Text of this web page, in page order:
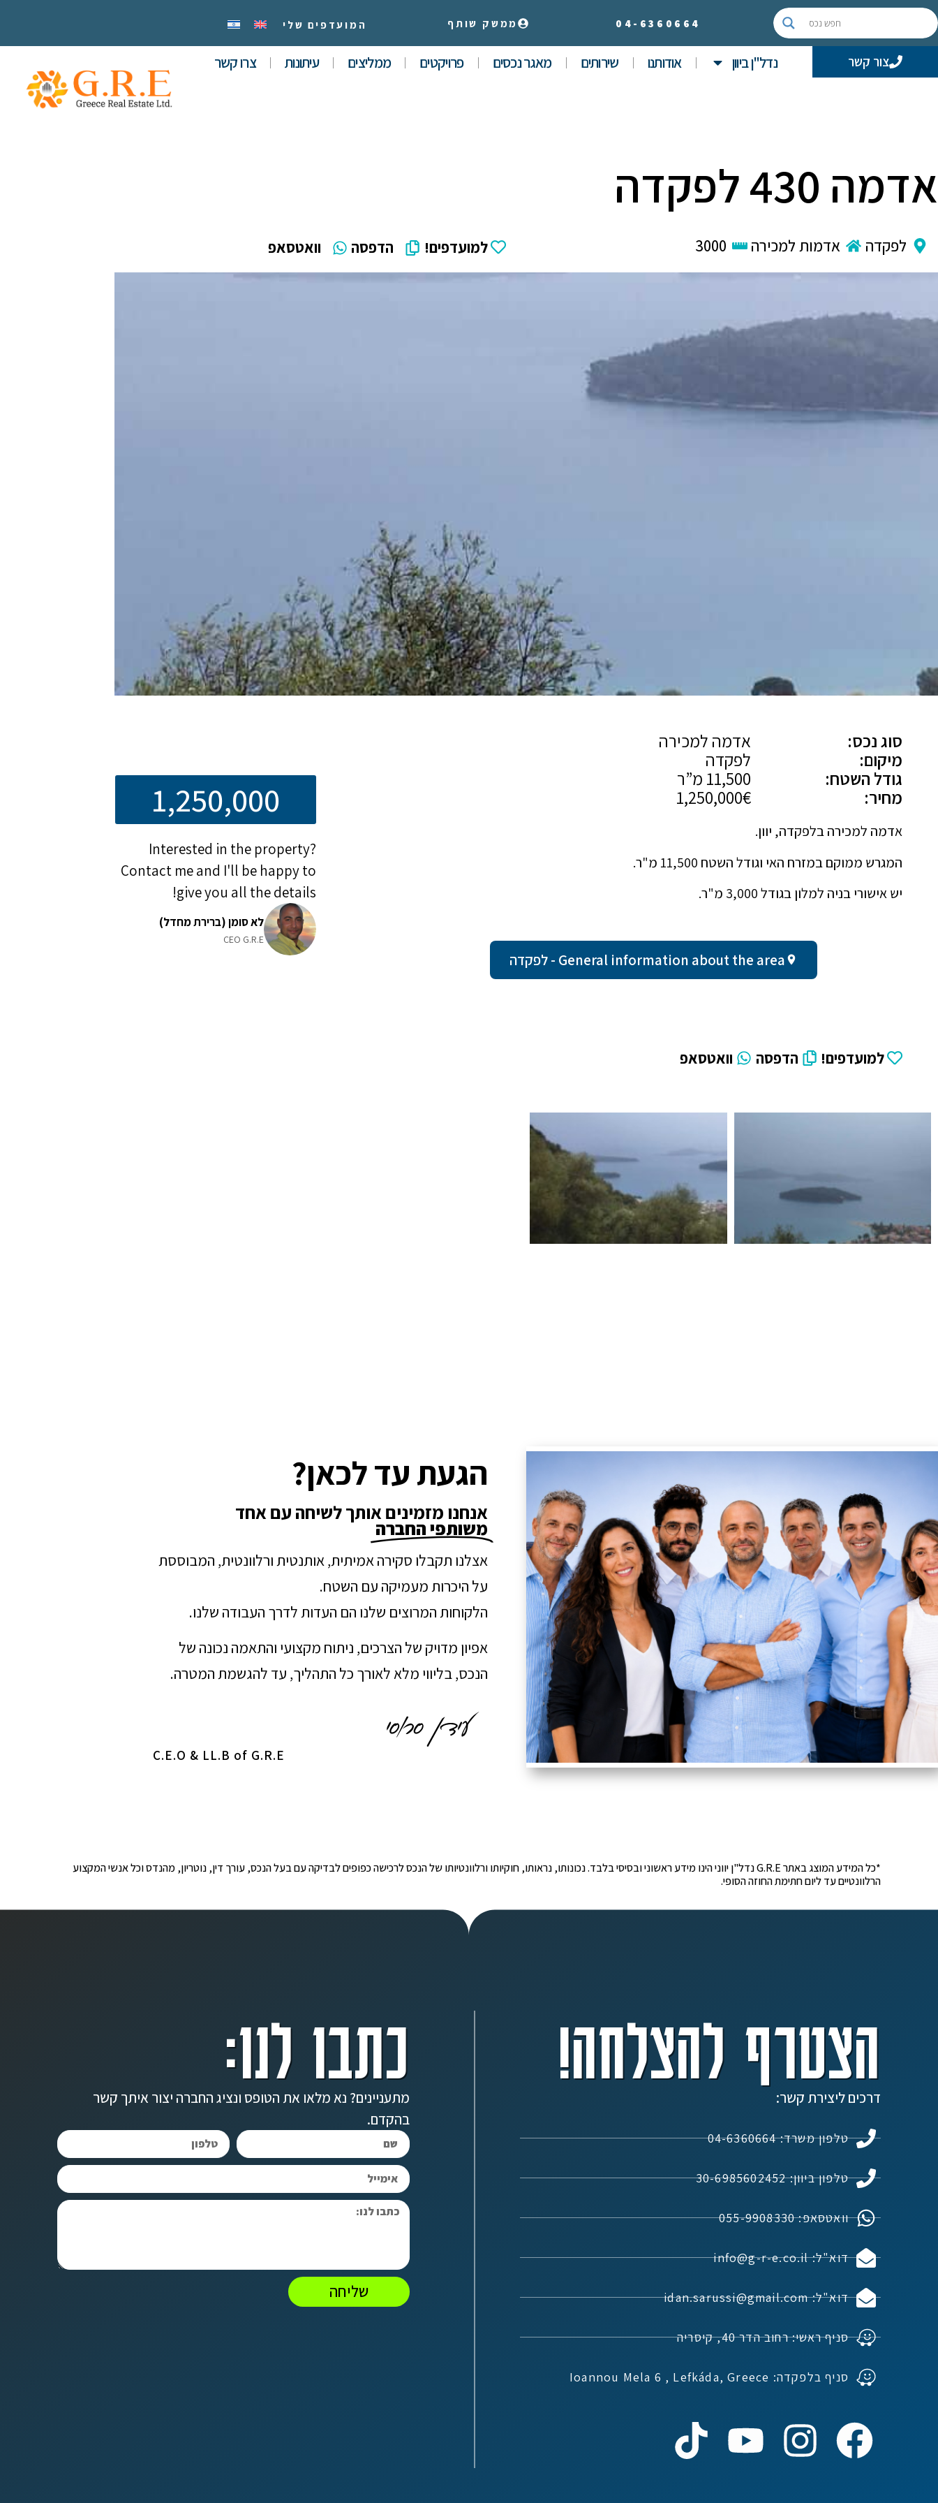
04- 6360664 ממשק שותף המועדפים שלי
צור קשר נדל"ן ביוון אודותנו שירותים מאגר נכסים פרויקטים ממליצים עיתונות צרו קשר
אדמה 430 לפקדה
לפקדה אדמות למכירה 3000 למועדפים! הדפסה וואטסאפ
סוג נכס:
אדמה למכירה
מיקום:
לפקדה
גודל השטח:
מחיר:
1,250,000€
אדמה למכירה בלפקדה, יוון.
המגרש ממוקם במזרח האי וגודל השטח 11,500 מ"ר.
יש אישורי בניה למלון בגודל 3,000 מ"ר.
General information about the area - לפקדה
למועדפים! הדפסה וואטסאפ
1,250,000
Interested in the property?
Contact me and I'll be happy to
give you all the details!
לא סומן (ברירת מחדל)
CEO G.R.E
הגעת עד לכאן?
אנחנו מזמינים אותך לשיחה עם אחד
משותפי החברה
אצלנו תקבלו סקירה אמיתית, אותנטית ורלוונטית, המבוססת
על היכרות מעמיקה עם השטח.
הלקוחות המרוצים שלנו הם העדות לדרך העבודה שלנו.
אפיון מדויק של הצרכים, ניתוח מקצועי והתאמה נכונה של
הנכס, בליווי מלא לאורך כל התהליך, עד להגשמת המטרה.
C.E.O & LL.B of G.R.E
*כל המידע המוצג באתר G.R.E נדל"ן יווני הינו מידע ראשוני ובסיסי בלבד. נכונותו, נראותו, חוקיותו ורלוונטיותו של הנכס לרכישה כפופים לבדיקה עם בעל הנכס, עורך דין, נוטריון, מהנדס וכל אנשי המקצוע
הרלוונטיים עד ליום חתימת החוזה הסופי.
הצטרף להצלחה!
דרכים ליצירת קשר:
טלפון משרד: 04-6360664
טלפון ביוון: 30-6985602452
וואטסאפ: 055-9908330
דוא"ל: info@g-r-e.co.il
דוא"ל: idan.sarussi@gmail.com
סניף ראשי: רחוב הדר 40, קיסריה
סניף בלפקדה: Ioannou Mela 6 , Lefkáda, Greece
כתבו לנו:
מתעניינים? נא מלאו את הטופס ונציג החברה יצור איתך קשר
בהקדם.
שליחה